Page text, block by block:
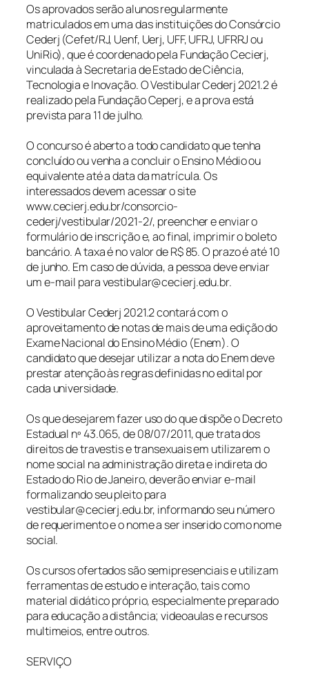
Os aprovados serão alunos regularmente
matriculados em uma das instituições do Consórcio
Cederj (Cefet/RJ, Uenf, Uerj, UFF, UFRJ, UFRRJ ou
UniRio), que é coordenado pela Fundação Cecierj,
vinculada à Secretaria de Estado de Ciência,
Tecnologia e Inovação. O Vestibular Cederj 2021.2 é
realizado pela Fundação Ceperj, e a prova está
prevista para 11 de julho.
O concurso é aberto a todo candidato que tenha
concluído ou venha a concluir o Ensino Médio ou
equivalente até a data da matrícula. Os
interessados devem acessar o site
www.cecierj.edu.br/consorcio-
cederj/vestibular/2021-2/, preencher e enviar o
formulário de inscrição e, ao final, imprimir o boleto
bancário. A taxa é no valor de R$ 85. O prazo é até 10
de junho. Em caso de dúvida, a pessoa deve enviar
um e-mail para vestibular@cecierj.edu.br.
O Vestibular Cederj 2021.2 contará com o
aproveitamento de notas de mais de uma edição do
Exame Nacional do Ensino Médio (Enem). O
candidato que desejar utilizar a nota do Enem deve
prestar atenção às regras definidas no edital por
cada universidade.
Os que desejarem fazer uso do que dispõe o Decreto
Estadual nº 43.065, de 08/07/2011, que trata dos
direitos de travestis e transexuais em utilizarem o
nome social na administração direta e indireta do
Estado do Rio de Janeiro, deverão enviar e-mail
formalizando seu pleito para
vestibular@cecierj.edu.br, informando seu número
de requerimento e o nome a ser inserido como nome
social.
Os cursos ofertados são semipresenciais e utilizam
ferramentas de estudo e interação, tais como
material didático próprio, especialmente preparado
para educação a distância; videoaulas e recursos
multimeios, entre outros.
SERVIÇO